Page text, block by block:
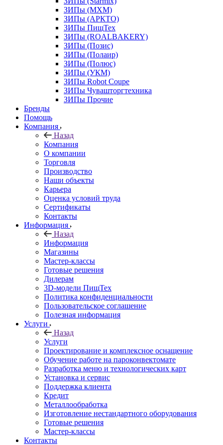
ЗИПы (МХМ)
ЗИПы (АРКТО)
ЗИПы ПищТех
ЗИПы (ROALBAKERY)
ЗИПы (Позис)
ЗИПы (Полаир)
ЗИПы (Полюс)
ЗИПы (УКМ)
ЗИПы Robot Coupe
ЗИПы Чувашторгтехника
ЗИПы Прочие
Бренды
Помощь
Компания
Назад
Компания
О компании
Торговля
Производство
Наши объекты
Карьера
Оценка условий труда
Сертификаты
Контакты
Информация
Назад
Информация
Магазины
Мастер-классы
Готовые решения
Дилерам
3D-модели ПищТех
Политика конфиденциальности
Пользовательское соглашение
Полезная информация
Услуги
Назад
Услуги
Проектирование и комплексное оснащение
Обучение работе на пароконвектомате
Разработка меню и технологических карт
Установка и сервис
Поддержка клиента
Кредит
Металлообработка
Изготовление нестандартного оборудования
Готовые решения
Мастер-классы
Контакты